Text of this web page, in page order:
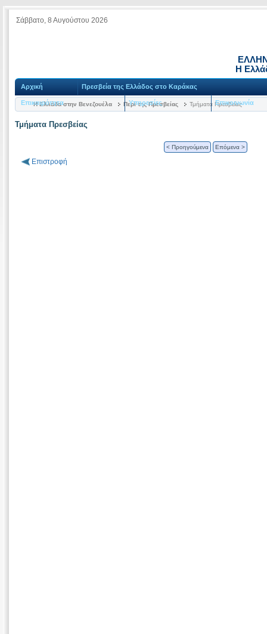
Σάββατο, 8 Αυγούστου 2026
Η
Αρχική Πρεσβεία της Ελλάδος στο Καράκας
Επικαιρότητα Υπηρεσίες Επικοινωνία
Η Ελλάδα στην Βενεζουέλα Περί της Πρεσβείας Τμήματα Πρεσβείας
Τμήματα Πρεσβείας
< Προηγούμενα Επόμενα >
Επιστροφή